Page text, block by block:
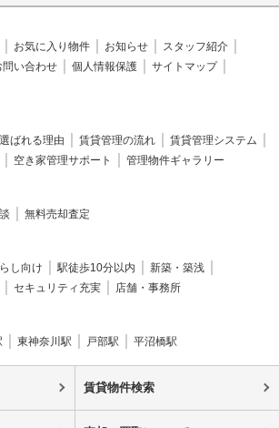
お気に入り物件 お知らせ
スタッフ紹介
問い合わせ 個人情報保護
サイトマップ
ばれる理由 賃貸管理の流れ
賃貸管理システム
空き家管理サポート 管理物件ギャラリー
無料売却査定
し向け 駅徒歩10分以内
新築・築浅
セキュリティ充実 店舗・事務所
東神奈川駅 戸部駅 平沼橋駅
賃貸物件検索